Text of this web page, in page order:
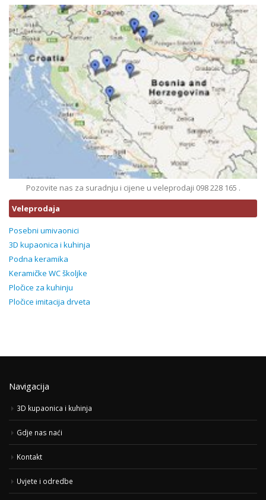
Pozovite nas za suradnju i cijene u veleprodaji 098 228 165 .
Veleprodaja
Posebni umivaonici
3D kupaonica i kuhinja
Podna keramika
Keramičke WC školjke
Pločice za kuhinju
Pločice imitacija drveta
Navigacija
3D kupaonica i kuhinja
Gdje nas naći
Kontakt
Uvjete i odredbe